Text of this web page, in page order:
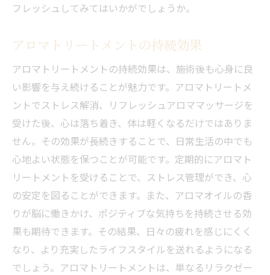
フレッシュしてみてはいかがでしょうか。
アロマトリートメントの持続効果
アロマトリートメントの持続効果は、施術後も心身に良
い影響を与え続けることが魅力です。アロマトリートメ
ントでストレス解消、リフレッシュアロママッサージを
受けた後、心は落ち着き、体は軽くなるだけではありま
せん。その効果が長続きすることで、日常生活の中でも
心地よい状態を保つことが可能です。定期的にアロマト
リートメントを受けることで、ストレス管理ができ、心
の安定を図ることができます。また、アロマオイルの香
りが脳に働きかけ、ポジティブな気持ちを持続させる効
果も期待できます。その結果、日々の疲れを感じにくく
なり、より充実したライフスタイルを送れるようになる
でしょう。アロマトリートメントは、単なるリラクゼー